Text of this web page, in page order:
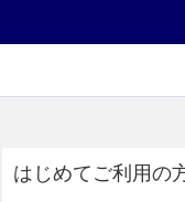
はじめてご利用の